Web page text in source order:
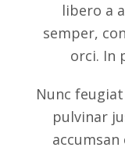
libero a
semper,
orci. In
Nunc
pulvinar
accumsan